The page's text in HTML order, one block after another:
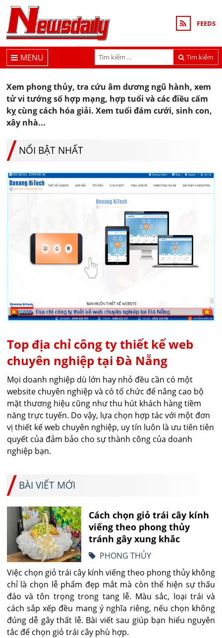
FEEDS
Tìm kiếm
MENU
Xem phong thủy, tra cứu âm dương ngũ hành, xem
tử vi tướng số hợp mạng, hợp tuổi và các điều cấm
kỵ cùng cách hóa giải. Xem tuổi đám cưới, sinh con,
xây nhà...
NỔI BẬT NHẤT
Top địa chỉ công ty thiết kế web
chuyên nghiệp tại Đà Nẵng
Mọi doanh nghiệp dù lớn hay nhỏ đều cần có một
website chuyên nghiệp và có tổ chức để nâng cao bộ
mặt thương hiệu cũng như thu hút khách hàng tiềm
năng trực tuyến. Do vậy, lựa chọn hợp tác với một đơn
vị thiết kế web chuyên nghiệp, uy tín luôn là ưu tiên tiên
quyết của đảm bảo cho sự thành công của doanh
nghiệp bạn.
BÀI VIẾT MỚI
Cách chọn giỏ trái cây kính
viếng theo phong thủy
tránh gây xung khắc
PHONG THỦY
Việc chọn giỏ trái cây kính viếng theo phong thủy không
chỉ là chọn lễ phẩm đẹp mắt mà còn thể hiện sự thấu
đáo và tôn trọng trong tang lễ. Màu sắc, loại trái và
cách sắp xếp đều mang ý nghĩa riêng, nếu chọn không
đúng dễ gây thất lễ. Bài viết sau giúp bạn hiểu nguyên
tắc để chọn giỏ trái cây phù hợp.